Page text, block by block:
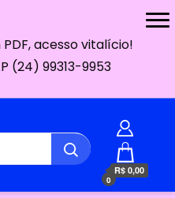
acesso vitalício!
(24) 99313-9953
0
R$ 0,00